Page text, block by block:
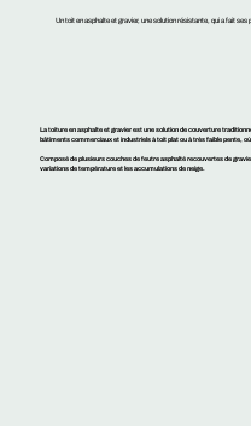
Un toit en asphalte et gravier, une solution résistante, qui a fait ses
La toiture en asphalte et gravierest une solution de couverture
bâtiments commerciaux et industriels à toit plat ou à très faible pente,
Composé de plusieurs couches de feutre asphalté recouvertes de
variations de température et les accumulations de neige